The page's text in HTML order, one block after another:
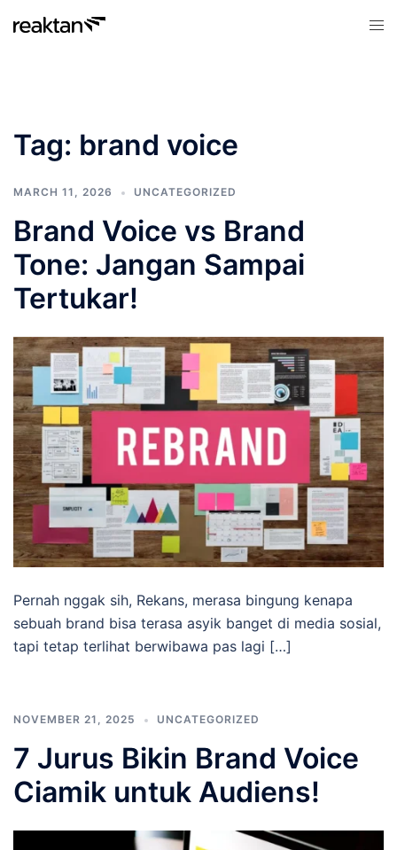
Tag: brand voice
MARCH 11, 2026 UNCATEGORIZED
Brand Voice vs Brand
Tone: Jangan Sampai
Tertukar!
Pernah nggak sih, Rekans, merasa bingung kenapa
sebuah brand bisa terasa asyik banget di media sosial,
tapi tetap terlihat berwibawa pas lagi […]
NOVEMBER 21, 2025 UNCATEGORIZED
7 Jurus Bikin Brand Voice
Ciamik untuk Audiens!